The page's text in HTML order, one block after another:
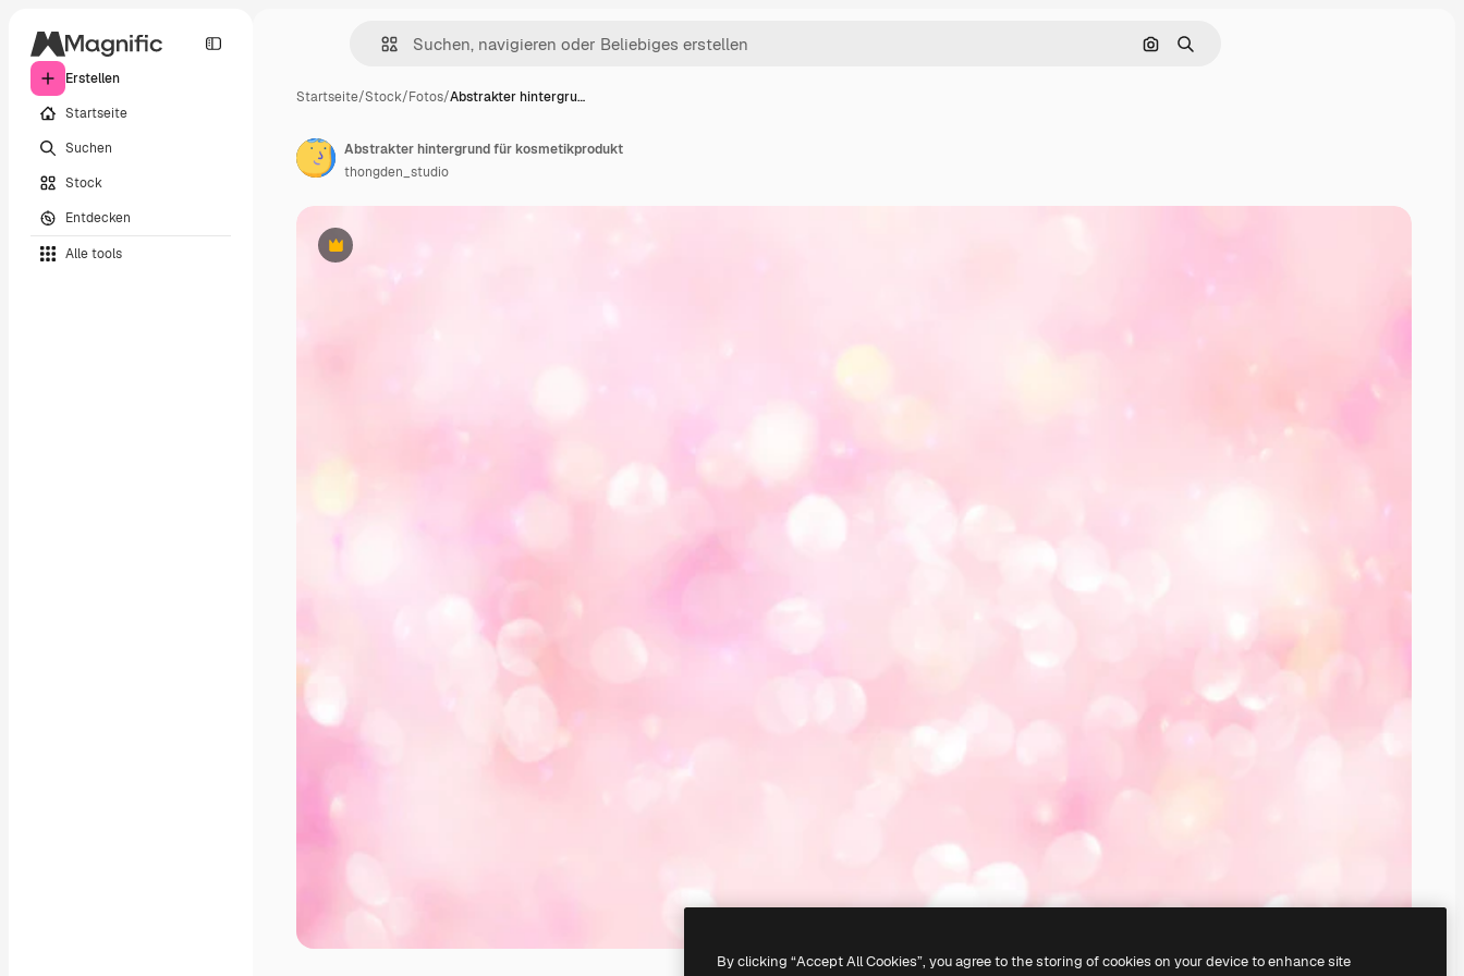
Erstellen
Startseite
Suchen
Stock
Entdecken
Alle tools
Nach Bild suchen
Suchen
Startseite/Stock/Fotos/Abstrakter hintergru…
Premium
Abstrakter hintergrund für kosmetikprodukt
thongden_studio
By clicking “Accept All Cookies”, you agree to the storing of cookies on your device to enhance site